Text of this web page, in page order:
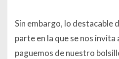
Sin embargo, lo destacable
parte en la que se nos invita
paguemos de nuestro